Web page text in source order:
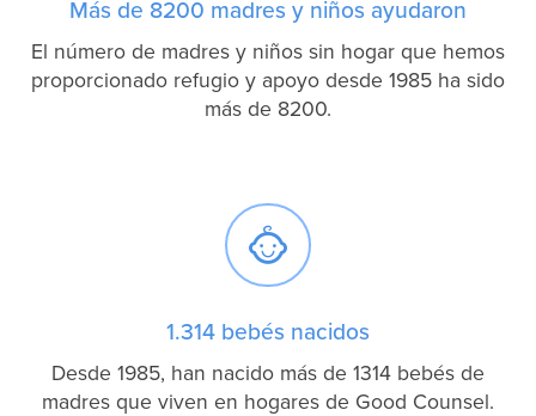
Más de 8200 madres y niños ayudaron
El número de madres y niños sin hogar que hemos
proporcionado refugio y apoyo desde 1985 ha sido
más de 8200.

1.314 bebés nacidos
Desde 1985, han nacido más de 1314 bebés de
madres que viven en hogares de Good Counsel.